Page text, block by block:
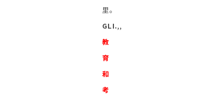
里。
GLI.,,
教
育
和
考